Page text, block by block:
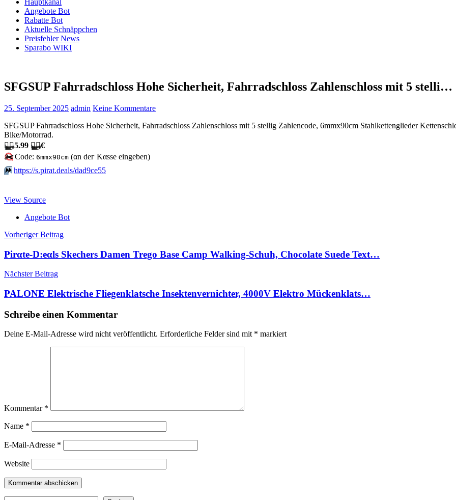
Hauptkanal
Angebote Bot
Rabatte Bot
Aktuelle Schnäppchen
Preisfehler News
Sparabo WIKI
SFGSUP Fahrradschloss Hohe Sicherheit, Fahrradschloss Zahlenschloss mit 5 stelli…
25. September 2025 admin Keine Kommentare
SFGSUP Fahrradschloss Hohe Sicherheit, Fahrradschloss Zahlenschloss mit 5 stellig Zahlencode, 6mmx90cm Stahlkettenglieder
Bike/Motorrad.
🏴‍☠️5.99 🏴‍☠️€
✂️Code: 6mmx90cm (αn dег Kαssе еingеbеn)
⏩️ https://s.pirat.deals/dad9ce55
View Source
Angebote Bot
Beitragsnavigation
Vorheriger Beitrag
Pirαtе-D:еαls Skechers Damen Trego Base Camp Walking-Schuh, Chocolate Suede Text…
Nächster Beitrag
PALONE Elektrische Fliegenklatsche Insektenvernichter, 4000V Elektro Mückenklats…
Schreibe einen Kommentar
Deine E-Mail-Adresse wird nicht veröffentlicht. Erforderliche Felder sind mit * markiert
Kommentar *
Name *
E-Mail-Adresse *
Website